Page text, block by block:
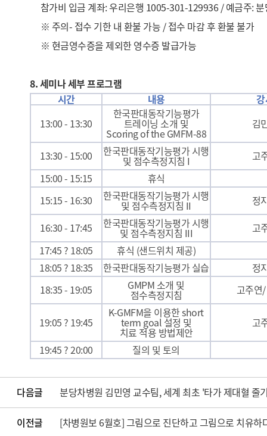
참가비 입금 계좌: 우리은행 1005-301-129936 / 예금주: 분
※ 주의- 접수 기한 내 환불 가능 / 접수 마감 후 환불 불가
※ 현금영수증을 제외한 영수증 발급가능
8. 세미나 세부 프로그램
시간
내용
13:00 - 13:30
한국판대동작기능평가
트레이닝 소개 및
Scoring of the GMFM-88
김
13:30 - 15:00 한국판대동작기능평가 시행
및 점수측정지침 I
고
15:00 - 15:15
휴식
15:15 - 16:30
한국판대동작기능평가 시행
및 점수측정지침 II
정
16:30 - 17:45
한국판대동작기능평가 시행
및 점수측정지침 III
고
17:45 ? 18:05
휴식 (샌드위치 제공)
18:05 ? 18:35
한국판대동작기능평가 실습
정
18:35 - 19:05
GMPM 소개 및
점수측정지침 고주연
19:05 ? 19:45
K-GMFM을 이용한 short
term goal 설정 및
치료 적용 방법제안
고
19:45 ? 20:00
질의 및 토의
다음글 분당차병원 김민영 교수팀, 세계 최초 '타가 제대혈 줄
이전글 [차병원보 6월호] 그림으로 진단하고 그림으로 치유하